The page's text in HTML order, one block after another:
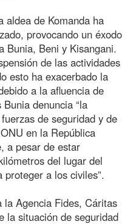
aldea de Komanda ha
provocando un éxodo
Bunia, Beni y Kisangani.
de las actividades
esto ha exacerbado la
a la afluencia de
denuncia “la
de seguridad y de
en la República
a pesar de estar
del lugar del
a los civiles”.
la Agencia Fides, Cáritas
la situación de seguridad